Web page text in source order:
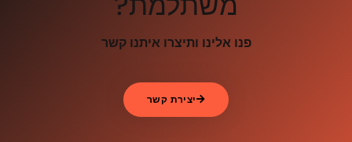
פנו אלינו ותיצרו איתנו קשר
יצירת קשר